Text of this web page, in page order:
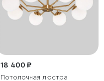
18 400 ₽
Потолочная люстра